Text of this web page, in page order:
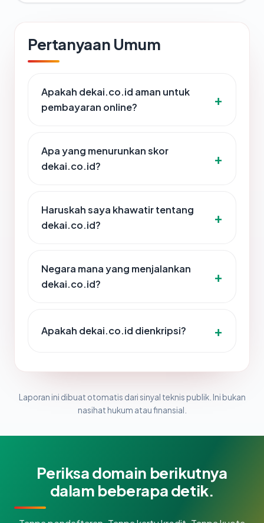
Pertanyaan Umum
Apakah dekai.co.id aman untuk
pembayaran online?
Apa yang menurunkan skor
dekai.co.id?
Haruskah saya khawatir tentang
dekai.co.id?
Negara mana yang menjalankan
dekai.co.id?
Apakah dekai.co.id dienkripsi?
Laporan ini dibuat otomatis dari sinyal teknis publik. Ini bukan
nasihat hukum atau finansial.
Periksa domain berikutnya
dalam beberapa detik.